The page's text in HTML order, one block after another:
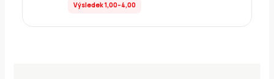
Výsledek 1,00–4,00